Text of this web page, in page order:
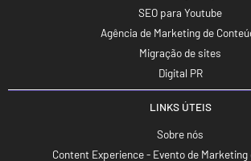
SEO para Youtube
Agência de Marketing de
Migração de sites
Digital PR
LINKS ÚTEIS
Sobre nós
Content Experience - Evento de Marketing